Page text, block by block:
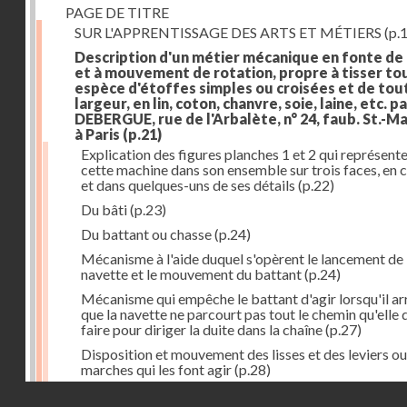
PAGE DE TITRE
SUR L'APPRENTISSAGE DES ARTS ET MÉTIERS
Description d'un métier mécanique en fonte
et à mouvement de rotation, propre à tisser
espèce d'étoffes simples ou croisées et de
largeur, en lin, coton, chanvre, soie, laine, etc.
DEBERGUE, rue de l'Arbalète, n° 24, faub. St.-
à Paris (p.21)
Explication des figures planches 1 et 2 qui
cette machine dans son ensemble sur trois faces, en
et dans quelques-uns de ses détails (p.22)
Du bâti(p.23)
Du battant ou chasse(p.24)
Mécanisme à l'aide duquel s'opèrent le lancement de
navette et le mouvement du battant(p.24)
Mécanisme qui empêche le battant d'agir lorsqu'il
que la navette ne parcourt pas tout le chemin qu'elle
faire pour diriger la duite dans la chaîne(p.27)
Disposition et mouvement des lisses et des leviers ou
marches qui les font agir(p.28)